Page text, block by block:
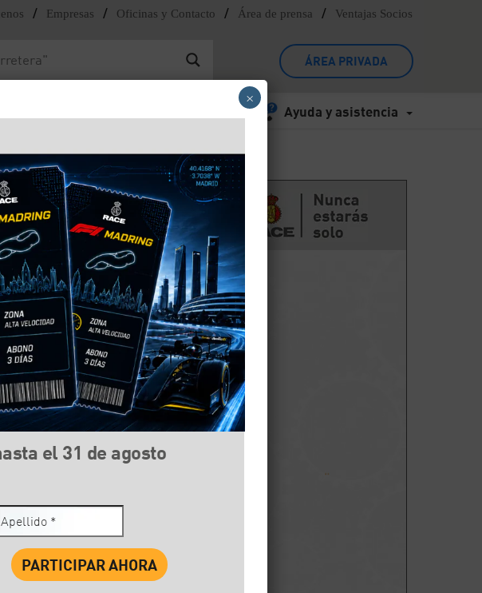
/ Empresas / Oficinas y Contacto / Área de prensa / Ventajas Socios
ÁREA PRIVADA
Ayuda y asistencia
un
Sin embargo, si
freno, las pastillas
tu coche llegue a
el 31 de agosto
×